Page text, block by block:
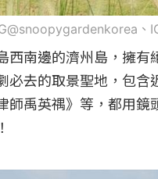
、
西南邊的濟州島，擁有
必去的取景聖地，包
師禹英禑》等，都用